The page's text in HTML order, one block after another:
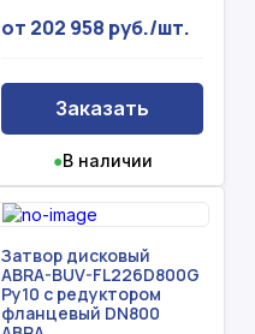
от 202 958 руб./шт.
Заказать
●В наличии
Затвор дисковый
ABRA-BUV-FL226D800G
Ру10 с редуктором
фланцевый DN800